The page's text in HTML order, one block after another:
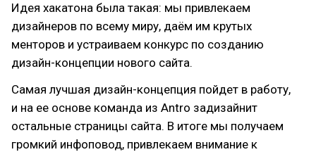
Идея хакатона была такая: мы привлекаем
дизайнеров по всему миру, даём им крутых
менторов и устраиваем конкурс по созданию
дизайн-концепции нового сайта.
Самая лучшая дизайн-концепция пойдет в работу,
и на ее основе команда из Antro задизайнит
остальные страницы сайта. В итоге мы получаем
громкий инфоповод, привлекаем внимание к